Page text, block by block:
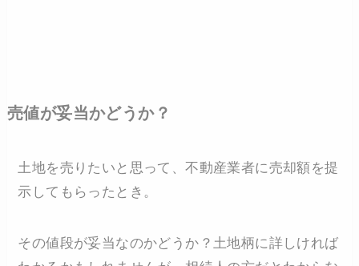
売値が妥当かどうか？
土地を売りたいと思って、不動産業者に売却額を提
示してもらったとき。
その値段が妥当なのかどうか？土地柄に詳しければ